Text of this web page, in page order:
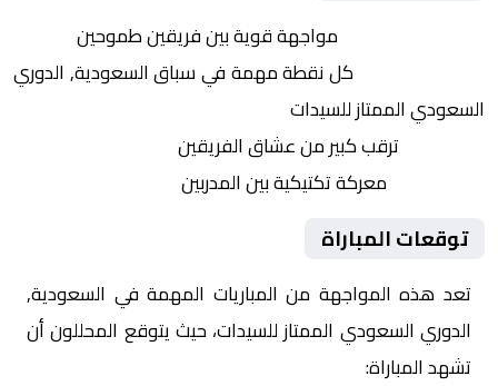
مواجهة قوية بين فريقين طموحين
كل نقطة مهمة في سباق السعودية, الدوري
السعودي الممتاز للسيدات
ترقب كبير من عشاق الفريقين
معركة تكتيكية بين المدربين
توقعات المباراة
تعد هذه المواجهة من المباريات المهمة في السعودية,
الدوري السعودي الممتاز للسيدات، حيث يتوقع المحللون أن
تشهد المباراة: